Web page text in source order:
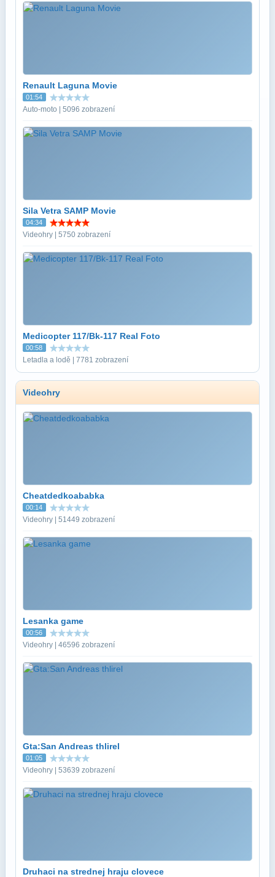
Renault Laguna Movie
01:54
Auto-moto | 5096 zobrazení
Sila Vetra SAMP Movie
04:34
Videohry | 5750 zobrazení
Medicopter 117/Bk-117 Real Foto
00:58
Letadla a lodě | 7781 zobrazení
Videohry
Cheatdedkoababka
00:14
Videohry | 51449 zobrazení
Lesanka game
00:56
Videohry | 46596 zobrazení
Gta:San Andreas thlirel
01:05
Videohry | 53639 zobrazení
Druhaci na strednej hraju clovece